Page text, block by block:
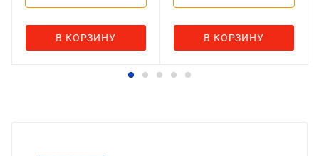
В КОРЗИНУ В КОРЗИНУ